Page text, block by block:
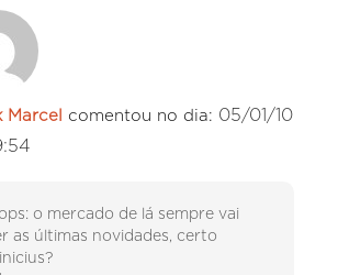
Marcel comentou no dia: 05/01/10
o mercado de lá sempre vai
as últimas novidades, certo